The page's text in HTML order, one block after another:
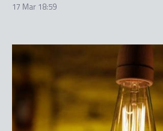
17 Mar 18:59